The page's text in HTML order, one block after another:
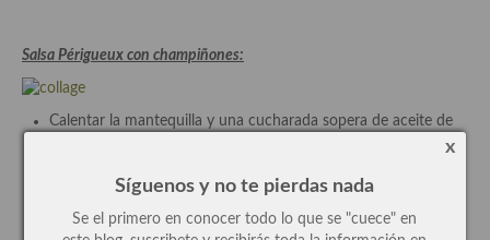
Recetas de fiesta, Navidad y días señalados
Resumen tematicos de recetas
Cocinas del mundo
Cocina Americana
Cocina Argentina
Salsa Périgueux con champiñones:
Calentar la mantequilla y una cucharada sopera de aceite de
oliva virgen en una sartén, no tiene que tomar color por lo
dejamos que se cocinen, para que no se arrebate retiramos la
sartén del fuego y que se terminen de hacer con el calor
residual.
x
Síguenos y no te pierdas nada
Se el primero en conocer todo lo que se "cuece" en